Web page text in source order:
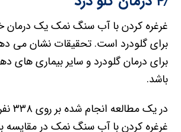
غرغره کردن با آب سنگ نمک یک درمان
برای گلودرد است. تحقیقات نشان می
برای درمان گلودرد و سایر بیماری های
باشد.
در
غرغره کردن با آب سنگ نمک در مقایسه